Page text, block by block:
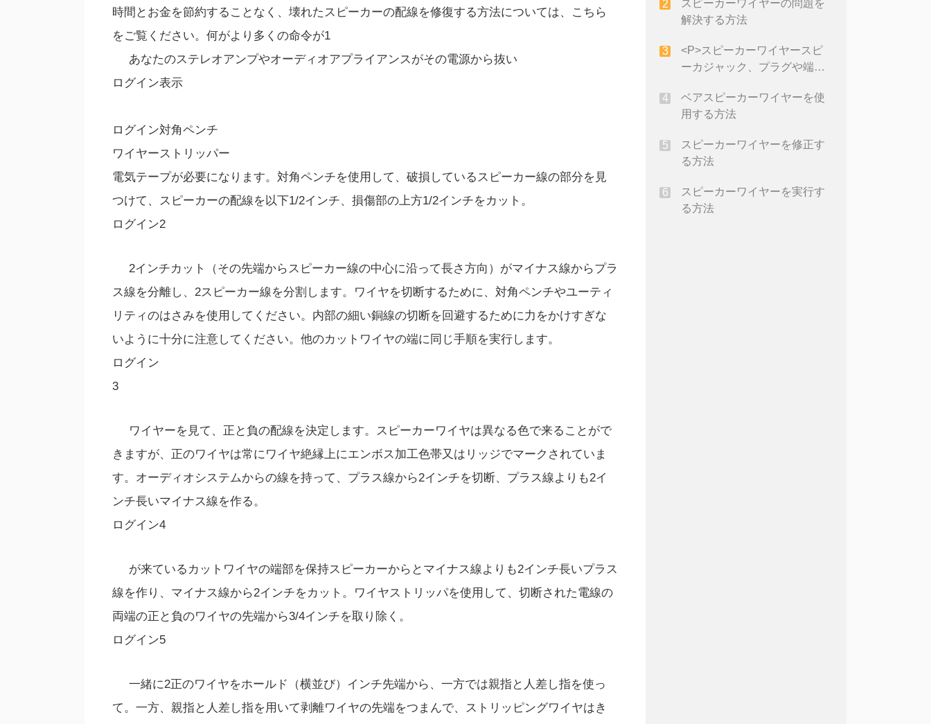
時間とお金を節約することなく、壊れたスピーカーの配線を修復する方法については、こちら
をご覧ください。何がより多くの命令が1
あなたのステレオアンプやオーディオアプライアンスがその電源から抜い
ログイン表示
ログイン対角ペンチ
ワイヤーストリッパー
電気テープが必要になります。対角ペンチを使用して、破損しているスピーカー線の部分を見
つけて、スピーカーの配線を以下1/2インチ、損傷部の上方1/2インチをカット。
ログイン2
2インチカット（その先端からスピーカー線の中心に沿って長さ方向）がマイナス線からプラ
ス線を分離し、2スピーカー線を分割します。ワイヤを切断するために、対角ペンチやユーティ
リティのはさみを使用してください。内部の細い銅線の切断を回避するために力をかけすぎな
いように十分に注意してください。他のカットワイヤの端に同じ手順を実行します。
ログイン
3
ワイヤーを見て、正と負の配線を決定します。スピーカーワイヤは異なる色で来ることがで
きますが、正のワイヤは常にワイヤ絶縁上にエンボス加工色帯又はリッジでマークされていま
す。オーディオシステムからの線を持って、プラス線から2インチを切断、プラス線よりも2イ
ンチ長いマイナス線を作る。
ログイン4
が来ているカットワイヤの端部を保持スピーカーからとマイナス線よりも2インチ長いプラス
線を作り、マイナス線から2インチをカット。ワイヤストリッパを使用して、切断された電線の
両端の正と負のワイヤの先端から3/4インチを取り除く。
ログイン5
一緒に2正のワイヤをホールド（横並び）インチ先端から、一方では親指と人差し指を使っ
て。一方、親指と人差し指を用いて剥離ワイヤの先端をつまんで、ストリッピングワイヤはき
スピーカーワイヤーの問題を
解決する方法
<P>スピーカーワイヤースピ
ーカジャック、プラグや端子
割する必要があります
ベアスピーカーワイヤーを使
用する方法
スピーカーワイヤーを修正す
る方法
スピーカーワイヤーを実行す
る方法